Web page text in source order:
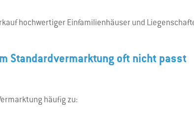
hochwertiger Einfamilienhäuser und
Standardvermarktung oft nicht passt
häufig zu: